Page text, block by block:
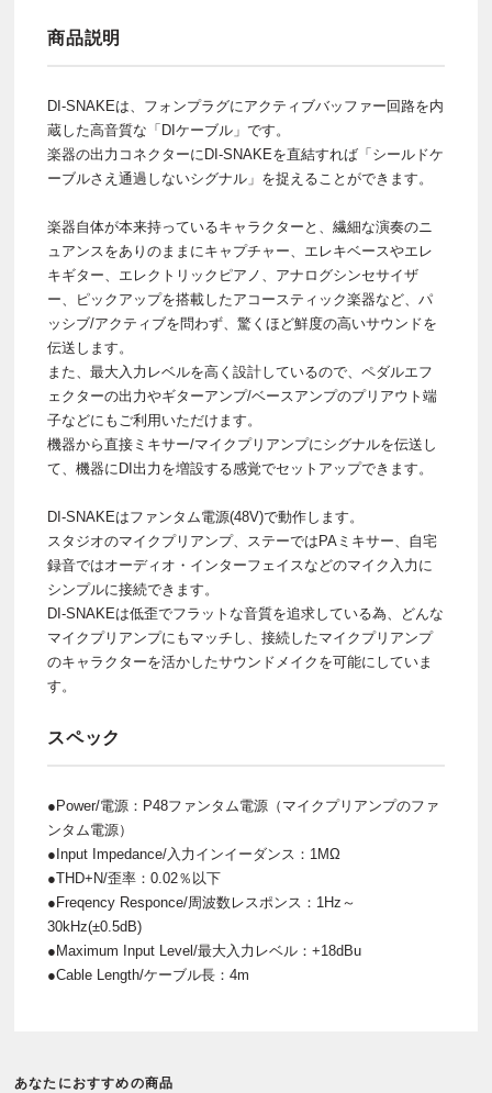
商品説明
DI-SNAKEは、フォンプラグにアクティブバッファー回路を内
蔵した高音質な「DIケーブル」です。
楽器の出力コネクターにDI-SNAKEを直結すれば「シールドケ
ーブルさえ通過しないシグナル」を捉えることができます。
楽器自体が本来持っているキャラクターと、繊細な演奏のニ
ュアンスをありのままにキャプチャー、エレキベースやエレ
キギター、エレクトリックピアノ、アナログシンセサイザ
ー、ピックアップを搭載したアコースティック楽器など、パ
ッシブ/アクティブを問わず、驚くほど鮮度の高いサウンドを
伝送します。
また、最大入力レベルを高く設計しているので、ペダルエフ
ェクターの出力やギターアンプ/ベースアンプのプリアウト端
子などにもご利用いただけます。
機器から直接ミキサー/マイクプリアンプにシグナルを伝送し
て、機器にDI出力を増設する感覚でセットアップできます。
DI-SNAKEはファンタム電源(48V)で動作します。
スタジオのマイクプリアンプ、ステーではPAミキサー、自宅
録音ではオーディオ・インターフェイスなどのマイク入力に
シンプルに接続できます。
DI-SNAKEは低歪でフラットな音質を追求している為、どんな
マイクプリアンプにもマッチし、接続したマイクプリアンプ
のキャラクターを活かしたサウンドメイクを可能にしていま
す。
スペック
●Power/電源：P48ファンタム電源（マイクプリアンプのファ
ンタム電源）
●Input Impedance/入力インイーダンス：1MΩ
●THD+N/歪率：0.02％以下
●Freqency Responce/周波数レスポンス：1Hz～
30kHz(±0.5dB)
●Maximum Input Level/最大入力レベル：+18dBu
●Cable Length/ケーブル長：4m
あなたにおすすめの商品